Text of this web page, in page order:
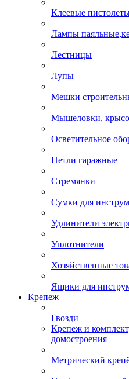
Клеевые
Лампы
Лестницы
Лупы
Мешки
Мышеловки,
Осветительное
Петли гаражные
Стремянки
Сумки для
Удлинители
Уплотнители
Хозяйственные
Ящики для
Крепеж
Гвозди
Крепеж и
домостроения
Метрический